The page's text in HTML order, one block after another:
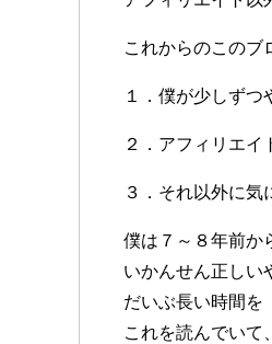
これからのこのブ
１．僕が少しずつ
２．アフィリエイ
３．それ以外に気
僕は７～８年前か
いかんせん正しい
だいぶ長い時間を
これを読んでいて